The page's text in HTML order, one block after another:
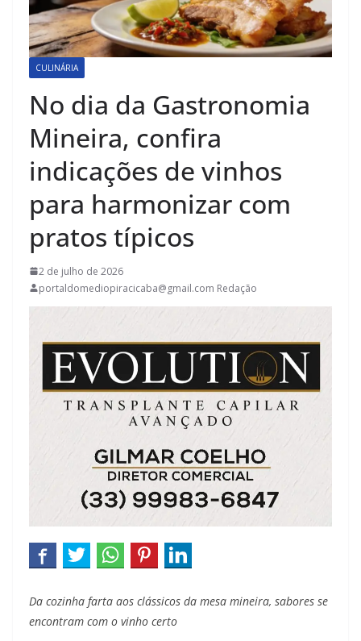
CULINÁRIA
No dia da Gastronomia
Mineira, confira
indicações de vinhos
para harmonizar com
pratos típicos
2 de julho de 2026
portaldomediopiracicaba@gmail.com Redação
Da cozinha farta aos clássicos da mesa mineira, sabores se
encontram com o vinho certo